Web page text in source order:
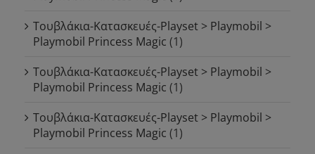
Τουβλάκια-Κατασκευές-Playset > Playmobil >
Playmobil Princess Magic (1)
Τουβλάκια-Κατασκευές-Playset > Playmobil >
Playmobil Princess Magic (1)
Τουβλάκια-Κατασκευές-Playset > Playmobil >
Playmobil Princess Magic (1)